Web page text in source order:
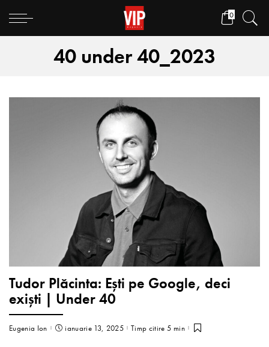
0
40 under 40_2023
Tudor Plăcinta: Eşti pe Google, deci
exişti | Under 40
Eugenia Ion ianuarie 13, 2025 Timp citire 5 min